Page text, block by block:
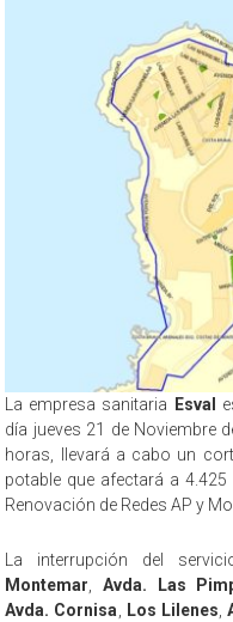
La empresa sanitaria Esval
día jueves 21 de Noviembre
horas, llevará a cabo un
potable que afectará a
Renovación de Redes AP y
La interrupción del
Montemar
Avda. Las
Avda. Cornisa
Los Lilenes